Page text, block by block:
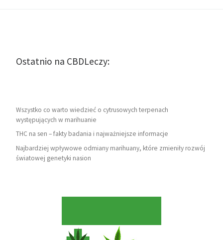
Ostatnio na CBDLeczy:
Wszystko co warto wiedzieć o cytrusowych terpenach
występujących w marihuanie
THC na sen – fakty badania i najważniejsze informacje
Najbardziej wpływowe odmiany marihuany, które zmieniły rozwój
światowej genetyki nasion